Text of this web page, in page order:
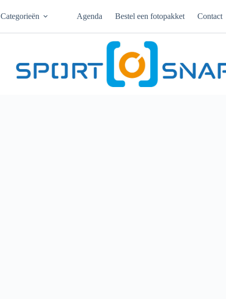
Categorieën Agenda Bestel een fotopakket Contact